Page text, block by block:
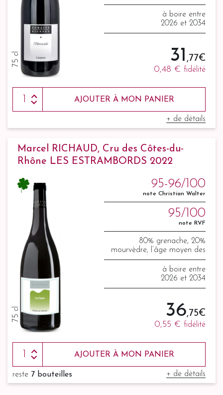
75 cl
à boire entre
2026 et 2034
31 ,77 €
0,48 € fidélité
AJOUTER À MON PANIER
+ de détails
Marcel RICHAUD, Cru des Côtes-du-
Rhône LES ESTRAMBORDS 2022
75 cl
95-96/100
note Christian Walter
95/100
note RVF
80% grenache, 20%
mourvèdre, l’âge moyen des
vignes est de 70 ans pour les
grenache et 40 ans pour les
mourvèdre.
à boire entre
2026 et 2034
36,75 €
0,55 € fidélité
AJOUTER À MON PANIER
reste 7 bouteilles + de détails